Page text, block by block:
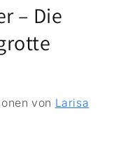
– Die
von Larisa